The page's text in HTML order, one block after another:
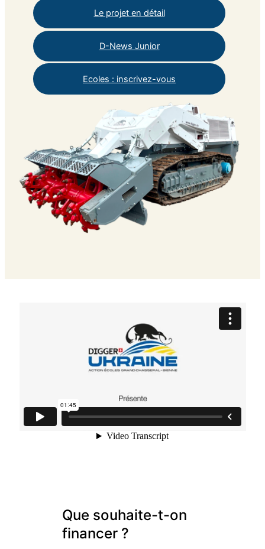
Le projet en détail
D-News Junior
Ecoles : inscrivez-vous
Que souhaite-t-on
financer ?